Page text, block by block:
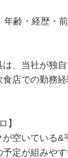
齢・経歴・
、当社が独自
店での勤務
】
空いている
定が組みやす